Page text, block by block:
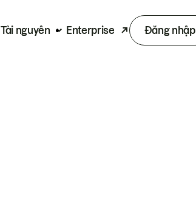
Tài nguyên Enterprise Đăng nhập